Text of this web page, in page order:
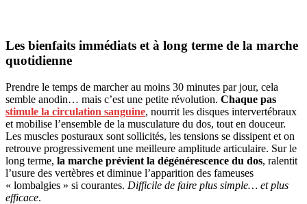
Les bienfaits immédiats et à long terme de la marche
quotidienne
Prendre le temps de marcher au moins 30 minutes par jour, cela
semble anodin… mais c’est une petite révolution. Chaque pas
stimule la circulation sanguine, nourrit les disques intervertébraux
et mobilise l’ensemble de la musculature du dos, tout en douceur.
Les muscles posturaux sont sollicités, les tensions se dissipent et on
retrouve progressivement une meilleure amplitude articulaire. Sur le
long terme, la marche prévient la dégénérescence du dos, ralentit
l’usure des vertèbres et diminue l’apparition des fameuses
« lombalgies » si courantes. Difficile de faire plus simple… et plus
efficace.